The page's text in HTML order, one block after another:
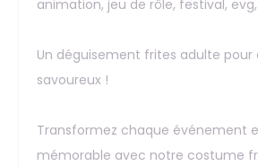
animation, jeu de rôle, festival,
Un déguisement frites adulte
savoureux !
Transformez chaque événement
mémorable avec notre costume